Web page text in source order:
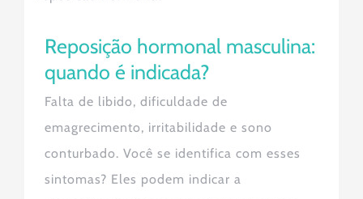
Reposição hormonal masculina:
quando é indicada?
Falta de libido, dificuldade de
emagrecimento, irritabilidade e sono
conturbado. Você se identifica com esses
sintomas? Eles podem indicar a